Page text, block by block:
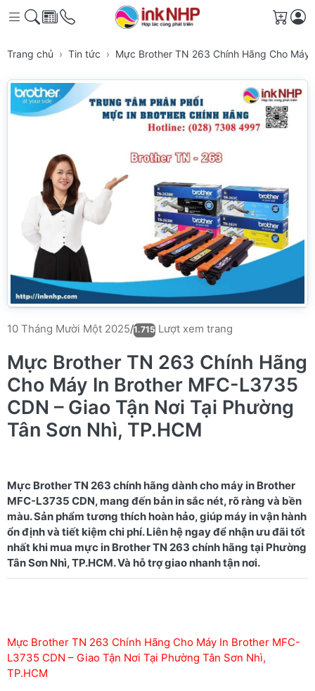
Giỏ
Trang chủ Tin tức Mực Brother TN 263 Chính Hãng Cho Máy
10 Tháng Mười Một 2025/1.715 Lượt xem trang
Mực Brother TN 263 Chính Hãng
Cho Máy In Brother MFC-L3735
CDN – Giao Tận Nơi Tại Phường
Tân Sơn Nhì, TP.HCM
Mực Brother TN 263 chính hãng dành cho máy in Brother
MFC-L3735 CDN, mang đến bản in sắc nét, rõ ràng và bền
màu. Sản phẩm tương thích hoàn hảo, giúp máy in vận hành
ổn định và tiết kiệm chi phí. Liên hệ ngay để nhận ưu đãi tốt
nhất khi mua mực in Brother TN 263 chính hãng tại Phường
Mực Brother TN 263 Chính Hãng Cho Máy In Brother MFC-
L3735 CDN – Giao Tận Nơi Tại Phường Tân Sơn Nhì,
TP.HCM